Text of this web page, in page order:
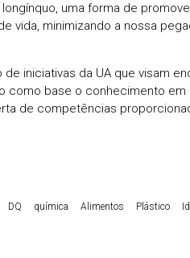
uma forma de
vida, minimizando a nossa
iniciativas da UA que visam
como base o conhecimento em
de competências
DQ química Alimentos Plástico